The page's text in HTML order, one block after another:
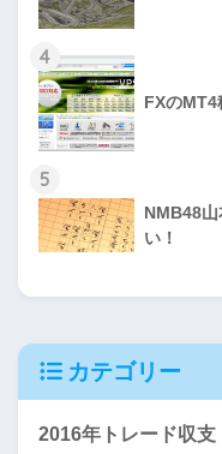
4
FXのMT4
5
NMB48
い！
カテゴリー
2016年トレード収支